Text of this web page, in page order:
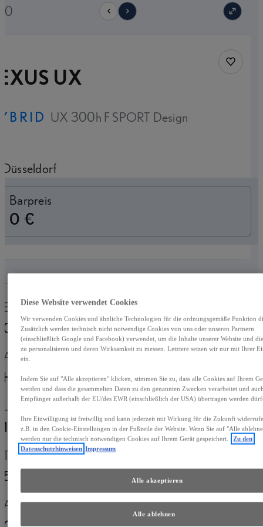
UX
UX 300h F SPORT Design
Düsseldorf
Barpreis
0 €
Erstzulassung
04-2024
Kilometerstand
5.134 km
Antrieb
Hybrid Benzin
Fahrzeugtyp
Crossover
Leistung
146 kW (199 PS)
Getriebe
Automatik
Türen
5
Außenfarbe
Antrieb
Diese Website verwendet Cookies
Wir verwenden Cookies und ähnliche Technologien für die ordnungsgemäße Funktion
Zusätzlich werden technisch nicht notwendige Cookies von uns oder unseren Partnern
(einschließlich Google und Facebook) verwendet, um die Inhalte unserer Website und
zu personalisieren und deren Wirksamkeit zu messen. Letztere setzen wir nur mit Ihrer
ein.
Indem Sie auf "Alle akzeptieren" klicken, stimmen Sie zu, dass alle Cookies auf Ihrem
werden und dass die gesammelten Daten zu den genannten Zwecken verarbeitet und
Empfänger außerhalb der EU/des EWR (einschließlich der USA) übertragen werden
Ihre Einwilligung ist freiwillig und kann jederzeit mit Wirkung für die Zukunft
z.B. in den Cookie-Einstellungen in der Fußzeile der Website. Wenn Sie auf "Alle
werden nur die technisch notwendigen Cookies auf Ihrem Gerät gespeichert.
Zu den
Datenschutzhinweisen Impressum
Alle ablehnen
Alle akzeptieren